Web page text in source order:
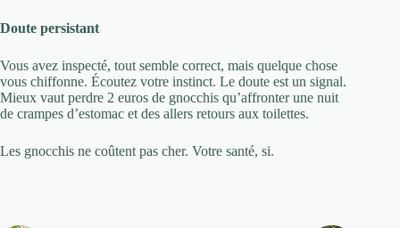
Doute persistant
Vous avez inspecté, tout semble correct, mais quelque chose
vous chiffonne. Écoutez votre instinct. Le doute est un signal.
Mieux vaut perdre 2 euros de gnocchis qu’affronter une nuit
de crampes d’estomac et des allers retours aux toilettes.
Les gnocchis ne coûtent pas cher. Votre santé, si.